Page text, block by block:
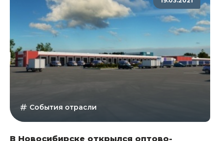
События отрасли
В Новосибирске открылся оптово-